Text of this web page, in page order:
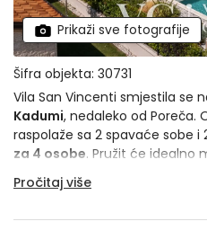
Prikaži sve fotografije
Šifra objekta: 30731
Vila San Vincenti smjestila se
Kadumi, nedaleko od Poreča.
raspolaže sa 2 spavaće sobe i
za 4 osobe. Pružit će idealno
obitelji ili grupici prijatelja
osigurat će vam maksimalnu
Pročitaj više